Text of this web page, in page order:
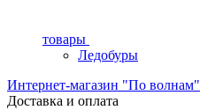
товары
Ледобуры
Интернет-магазин "По волнам"
Доставка и оплата